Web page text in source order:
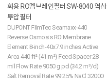
화용 RO멤브레인필터 SW-8040 역삼
투압필터
DUPONT FilmTec Seamaxx-440
Reverse Osmosis RO Membrane
Element 8-inch-40x7.9 inches Active
Area 440 ft² (41 m²) Feed Spacer 28
mil Flow Rate 9050 g pd (34.2 m³/d)
Salt Removal Rate 99.25% NaCl 32000